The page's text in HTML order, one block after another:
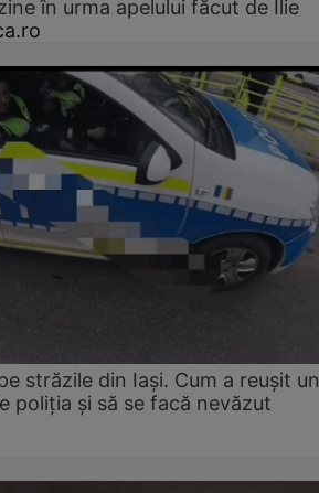
în urma apelului făcut de Ilie
străzile din Iași. Cum a reușit un
poliția și să se facă nevăzut